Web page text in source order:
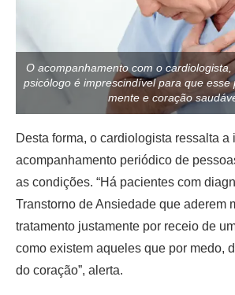
O acompanhamento com o
psicólogo é imprescindível para que esse
mente e coração
Desta forma, o cardiologista ressalta a
acompanhamento periódico de
as condições. “Há pacientes com
Transtorno de Ansiedade que aderem
tratamento justamente por receio de
como existem aqueles que por medo,
do coração”, alerta.